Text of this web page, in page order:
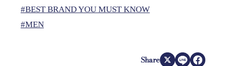
#BEST BRAND YOU MUST KNOW
#MEN
Share